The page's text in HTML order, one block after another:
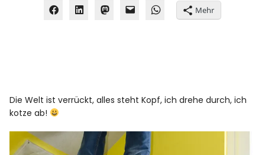
Bloggerreisen
Über mich
Mehr
Die Welt ist verrückt, alles steht Kopf, ich drehe durch, ich
kotze ab!